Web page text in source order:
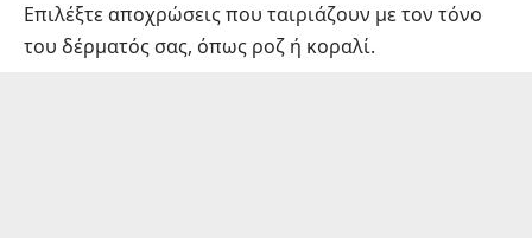
Επιλέξτε αποχρώσεις που ταιριάζουν με τον τόνο
του δέρματός σας, όπως ροζ ή κοραλί.